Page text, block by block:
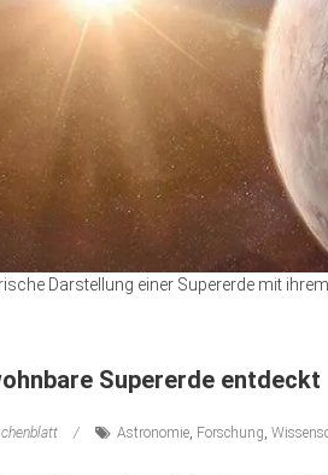
Darstellung einer Supererde mit
Supererde entdeckt
Astronomie, Forschung,